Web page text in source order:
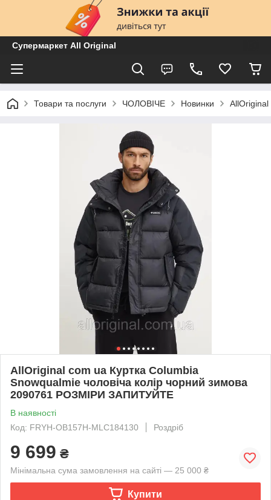
Супермаркет All Original
Товари та послуги ЧОЛОВІЧЕ Новинки
AllOriginal com ua Куртка Columbia
Snowqualmie чоловіча колір чорний зимова
2090761 РОЗМІРИ ЗАПИТУЙТЕ
В наявності
Код: FRYH-OB157H-MLC184130
Роздріб
9 699 ₴
Мінімальна сума замовлення на сайті — 25 000 ₴
Купити